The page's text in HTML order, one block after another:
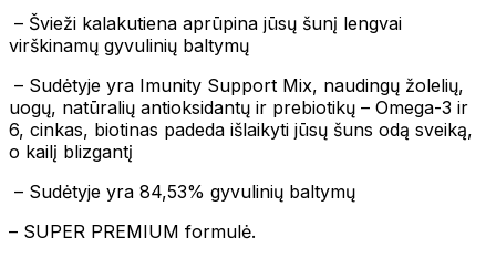
– Švieži kalakutiena aprūpina jūsų šunį lengvai
virškinamų gyvulinių baltymų
– Sudėtyje yra Imunity Support Mix, naudingų žolelių,
uogų, natūralių antioksidantų ir prebiotikų – Omega-3 ir
6, cinkas, biotinas padeda išlaikyti jūsų šuns odą sveiką,
o kailį blizgantį
– Sudėtyje yra 84,53% gyvulinių baltymų
– SUPER PREMIUM formulė.